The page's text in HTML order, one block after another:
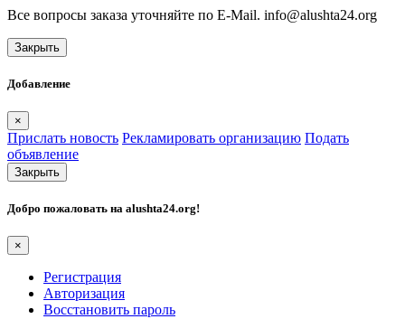
Все вопросы заказа уточняйте по E-Mail. info@alushta24.org
Закрыть
Добавление
×
Прислать новость Рекламировать организацию Подать
объявление
Закрыть
Добро пожаловать на alushta24.org!
×
Регистрация
Авторизация
Восстановить пароль